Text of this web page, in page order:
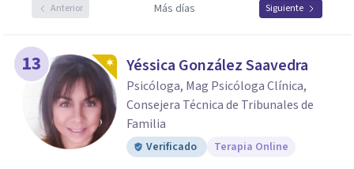
Anterior Más días Siguiente
13 Yéssica González Saavedra
Psicóloga, Mag Psicóloga Clínica,
Consejera Técnica de Tribunales de
Familia
Verificado Terapia Online